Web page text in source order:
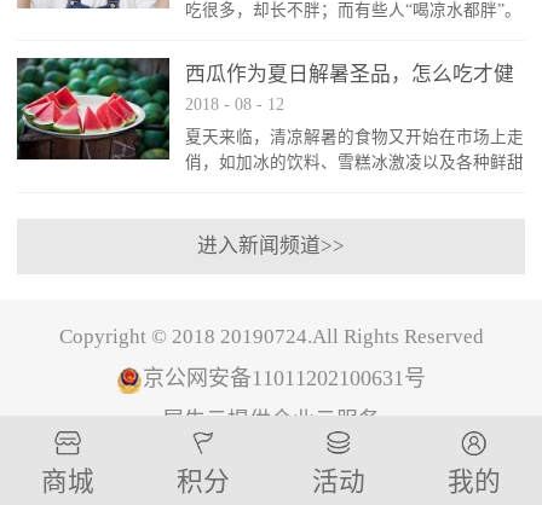
下五个时期：第一期：患者的肾脏体积增大，
小球出现损伤，表现为运动后患者的尿白蛋...
吃很多，却长不胖；而有些人“喝凉水都胖”。
基因，一旦拥有就不能改变？那就跟着范老师
一起找找原因。为啥你易胖？体重的变化跟热
量摄入有着直接的关系，热量摄入越高，又不
消耗，储存在身体里就会造成体重的增加，但
是原因不只这一个。基础代谢率：基础代谢率
西瓜作为夏日解暑圣品，怎么吃才健
康？
2018 - 08 - 12
夏天来临，清凉解暑的食物又开始在市场上走
俏，如加冰的饮料、雪糕冰激凌以及各种鲜甜
西瓜味道甘甜多汁，可以解渴消暑，还有很好
酱，还可晒干做成咸菜，具有美容作用。西瓜
好处多多，但是比较寒凉，而夏天大家都喜...
进入新闻频道>>
Copyright © 2018 20190724.All Rights Reserved
京公网安备11011202100631号
犀牛云提供企业云服务
商城 积分 活动 我的